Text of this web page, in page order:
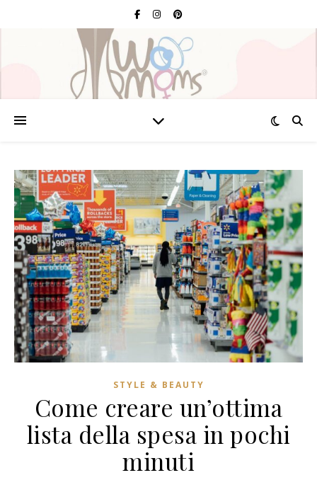
STYLE & BEAUTY
Come creare un’ottima
lista della spesa in pochi
minuti